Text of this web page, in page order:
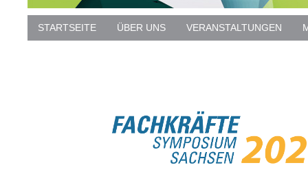
STARTSEITE ÜBER UNS VERANSTALTUNGEN